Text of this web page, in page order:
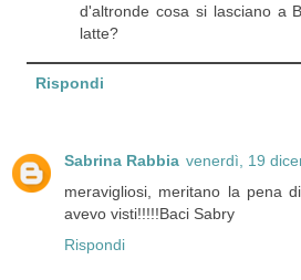
d'altronde cosa si lasciano a
latte?
Rispondi
Sabrina Rabbia venerdì, 19
meravigliosi, meritano la pena
avevo visti!!!!!Baci Sabry
Rispondi